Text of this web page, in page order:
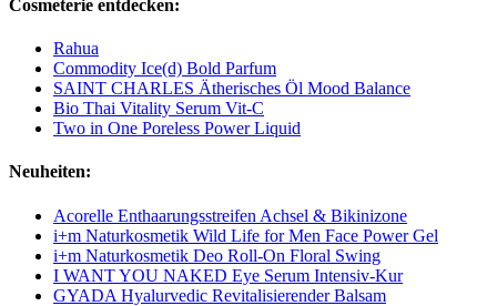
Cosmeterie entdecken:
Rahua
Commodity Ice(d) Bold Parfum
SAINT CHARLES Ätherisches Öl Mood Balance
Bio Thai Vitality Serum Vit-C
Two in One Poreless Power Liquid
Neuheiten:
Acorelle Enthaarungsstreifen Achsel & Bikinizone
i+m Naturkosmetik Wild Life for Men Face Power Gel
i+m Naturkosmetik Deo Roll-On Floral Swing
I WANT YOU NAKED Eye Serum Intensiv-Kur
GYADA Hyalurvedic Revitalisierender Balsam